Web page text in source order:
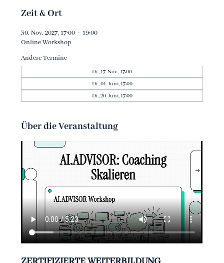
Zeit & Ort
30. Nov. 2027, 17:00 – 19:00
Online Workshop
Andere Termine
Di., 17. Nov., 17:00
Di., 01. Juni, 17:00
Di., 20. Juni, 17:00
Über die Veranstaltung